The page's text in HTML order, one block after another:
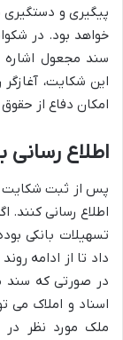
پیگیری و
خواهد بود. در
سند مجعول
این شکایت،
امکان دفاع از
اطلاع
پس از ثبت شکایت
اطلاع رسانی کنند.
تسهیلات بانکی
داد تا از ادامه
در صورتی که سند
اسناد و املاک می
ملک مورد نظر در